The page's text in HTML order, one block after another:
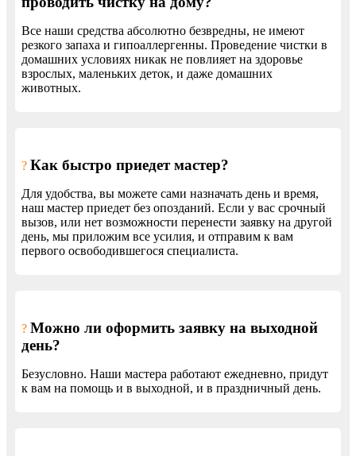
Все наши средства абсолютно безвредны, не имеют
резкого запаха и гипоаллергенны. Проведение чистки в
домашних условиях никак не повлияет на здоровье
взрослых, маленьких деток, и даже домашних
животных.
? Как быстро приедет мастер?
Для удобства, вы можете сами назначать день и время,
наш мастер приедет без опозданий. Если у вас срочный
вызов, или нет возможности перенести заявку на другой
день, мы приложим все усилия, и отправим к вам
первого освободившегося специалиста.
? Можно ли оформить заявку на выходной
день?
Безусловно. Наши мастера работают ежедневно, придут
к вам на помощь и в выходной, и в праздничный день.